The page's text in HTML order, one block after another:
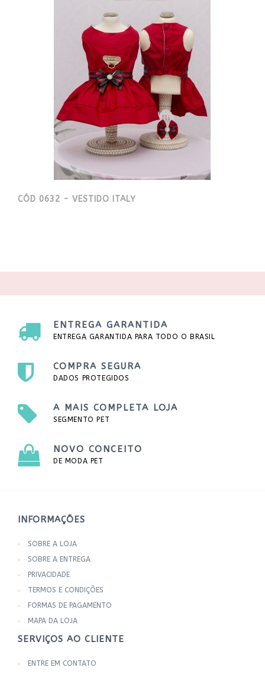
CÓD 0632 - VESTIDO ITALY
ENTREGA GARANTIDA
ENTREGA GARANTIDA PARA TODO O BRASIL
COMPRA SEGURA
DADOS PROTEGIDOS
A MAIS COMPLETA LOJA
SEGMENTO PET
NOVO CONCEITO
DE MODA PET
INFORMAÇÕES
SOBRE A LOJA
SOBRE A ENTREGA
PRIVACIDADE
TERMOS E CONDIÇÕES
FORMAS DE PAGAMENTO
MAPA DA LOJA
SERVIÇOS AO CLIENTE
ENTRE EM CONTATO